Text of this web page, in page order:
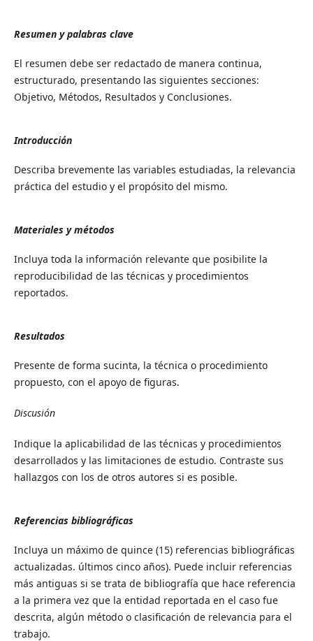
Resumen y palabras clave
El resumen debe ser redactado de manera continua,
estructurado, presentando las siguientes secciones:
Objetivo, Métodos, Resultados y Conclusiones.
Introducción
Describa brevemente las variables estudiadas, la relevancia
práctica del estudio y el propósito del mismo.
Materiales y métodos
Incluya toda la información relevante que posibilite la
reproducibilidad de las técnicas y procedimientos
reportados.
Resultados
Presente de forma sucinta, la técnica o procedimiento
propuesto, con el apoyo de figuras.
Discusión
Indique la aplicabilidad de las técnicas y procedimientos
desarrollados y las limitaciones de estudio. Contraste sus
hallazgos con los de otros autores si es posible.
Referencias bibliográficas
Incluya un máximo de quince (15) referencias bibliográficas
actualizadas. últimos cinco años). Puede incluir referencias
más antiguas si se trata de bibliografía que hace referencia
a la primera vez que la entidad reportada en el caso fue
descrita, algún método o clasificación de relevancia para el
trabajo.